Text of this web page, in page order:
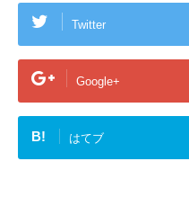
Twitter
Google+
B! はてブ